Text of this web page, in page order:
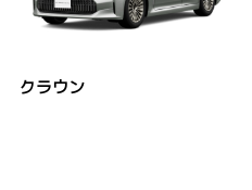
クラウン